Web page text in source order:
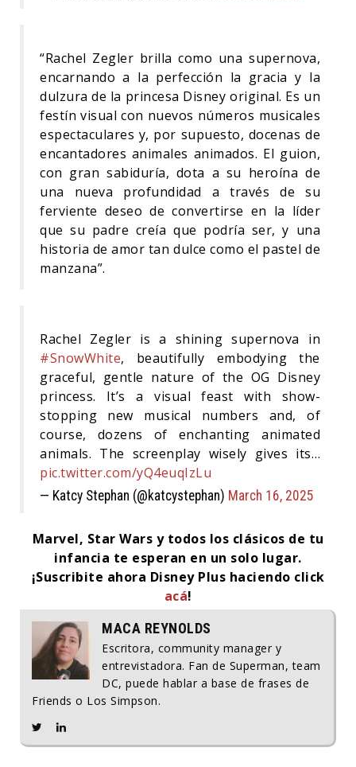
“Rachel Zegler brilla como una supernova,
encarnando a la perfección la gracia y la
dulzura de la princesa Disney original. Es un
festín visual con nuevos números musicales
espectaculares y, por supuesto, docenas de
encantadores animales animados. El guion,
con gran sabiduría, dota a su heroína de
una nueva profundidad a través de su
ferviente deseo de convertirse en la líder
que su padre creía que podría ser, y una
historia de amor tan dulce como el pastel de
manzana”.
Rachel Zegler is a shining supernova in
#SnowWhite, beautifully embodying the
graceful, gentle nature of the OG Disney
princess. It’s a visual feast with show-
stopping new musical numbers and, of
course, dozens of enchanting animated
animals. The screenplay wisely gives its…
pic.twitter.com/yQ4euqIzLu
— Katcy Stephan (@katcystephan) March 16, 2025
Marvel, Star Wars y todos los clásicos de tu
infancia te esperan en un solo lugar.
¡Suscribite ahora Disney Plus haciendo click
acá!
MACA REYNOLDS
Escritora, community manager y
entrevistadora. Fan de Superman, team
DC, puede hablar a base de frases de
Friends o Los Simpson.